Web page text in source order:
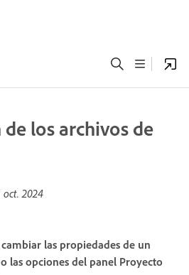
los archivos de
oct. 2024
las propiedades de un
las opciones del panel Proyecto